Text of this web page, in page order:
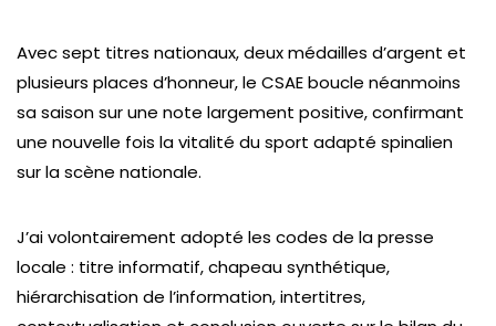
Avec sept titres nationaux, deux médailles d’argent et
plusieurs places d’honneur, le CSAE boucle néanmoins
sa saison sur une note largement positive, confirmant
une nouvelle fois la vitalité du sport adapté spinalien
sur la scène nationale.
J’ai volontairement adopté les codes de la presse
locale : titre informatif, chapeau synthétique,
hiérarchisation de l’information, intertitres,